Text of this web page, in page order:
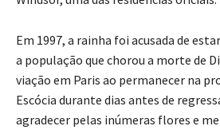
Em 1997, a rainha foi acusada de
a população que chorou a morte de
viação em Paris ao permanecer na
Escócia durante dias antes de
agradecer pelas inúmeras flores e